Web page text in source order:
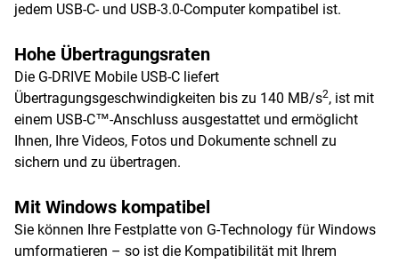
jedem USB-C- und USB-3.0-Computer kompatibel ist.
Hohe Übertragungsraten
Die G-DRIVE Mobile USB-C liefert
Übertragungsgeschwindigkeiten bis zu 140 MB/s2, ist mit
einem USB-C™-Anschluss ausgestattet und ermöglicht
Ihnen, Ihre Videos, Fotos und Dokumente schnell zu
sichern und zu übertragen.
Mit Windows kompatibel
Sie können Ihre Festplatte von G-Technology für Windows
umformatieren – so ist die Kompatibilität mit Ihrem